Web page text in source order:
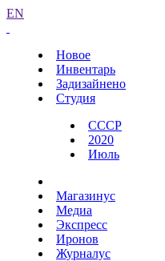
EN
Новое
Инвентарь
Задизайнено
Студия
СССР
2020
Июль
Магазинус
Медиа
Экспресс
Иронов
Журналус